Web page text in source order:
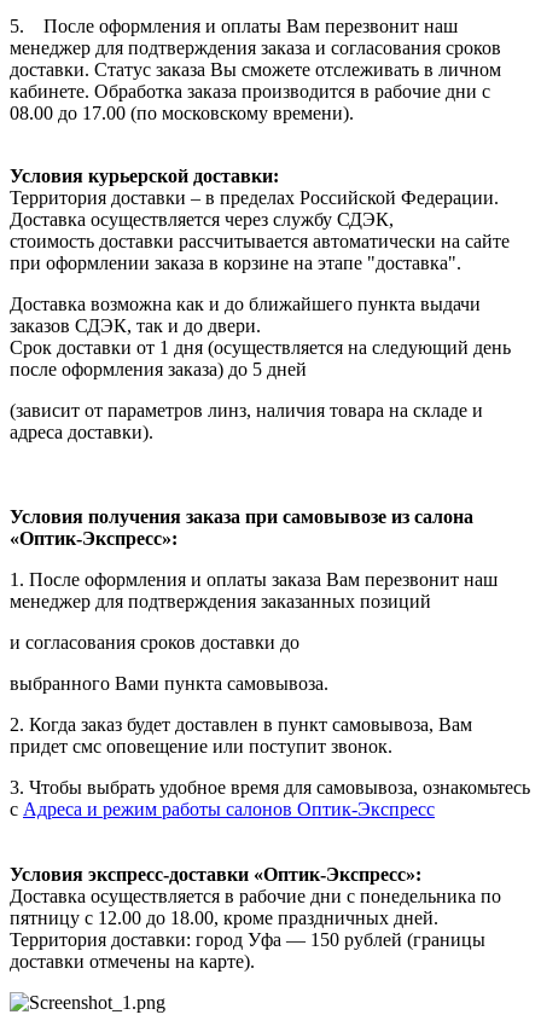
5. После оформления и оплаты Вам перезвонит наш
менеджер для подтверждения заказа и согласования сроков
доставки. Статус заказа Вы сможете отслеживать в личном
кабинете. Обработка заказа производится в рабочие дни с
08.00 до 17.00 (по московскому времени).
Условия курьерской доставки:
Территория доставки – в пределах Российской Федерации.
Доставка осуществляется через службу СДЭК,
стоимость доставки рассчитывается автоматически на сайте
при оформлении заказа в корзине на этапе "доставка".
Доставка возможна как и до ближайшего пункта выдачи
заказов СДЭК, так и до двери.
Срок доставки от 1 дня (осуществляется на следующий день
после оформления заказа) до 5 дней
(зависит от параметров линз, наличия товара на складе и
адреса доставки).
Условия получения заказа при самовывозе из салона
«Оптик-Экспресс»:
1. После оформления и оплаты заказа Вам перезвонит наш
менеджер для подтверждения заказанных позиций
и согласования сроков доставки до
выбранного Вами пункта самовывоза.
2. Когда заказ будет доставлен в пункт самовывоза, Вам
придет смс оповещение или поступит звонок.
3. Чтобы выбрать удобное время для самовывоза, ознакомьтесь
с Адреса и режим работы салонов Оптик-Экспресс
Условия экспресс-доставки «Оптик-Экспресс»:
Доставка осуществляется в рабочие дни с понедельника по
пятницу с 12.00 до 18.00, кроме праздничных дней.
Территория доставки: город Уфа — 150 рублей (границы
доставки отмечены на карте).